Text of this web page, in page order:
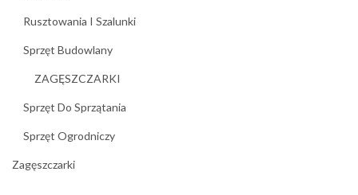
Rusztowania I Szalunki
Sprzęt Budowlany
ZAGĘSZCZARKI
Sprzęt Do Sprzątania
Sprzęt Ogrodniczy
Zagęszczarki